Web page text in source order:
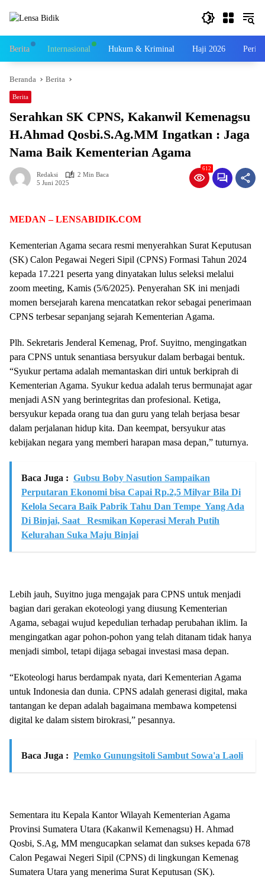
Berita Internasional Hukum & Kriminal Haji 2026
Beranda Berita
Berita
Serahkan SK CPNS, Kakanwil Kemenagsu
H.Ahmad Qosbi.S.Ag.MM Ingatkan : Jaga
Nama Baik Kementerian Agama
Redaksi
2 Min Baca
5 Juni 2025
612
MEDAN – LENSABIDIK.COM
Kementerian Agama secara resmi menyerahkan Surat Keputusan
(SK) Calon Pegawai Negeri Sipil (CPNS) Formasi Tahun 2024
kepada 17.221 peserta yang dinyatakan lulus seleksi melalui
zoom meeting, Kamis (5/6/2025). Penyerahan SK ini menjadi
momen bersejarah karena mencatatkan rekor sebagai penerimaan
CPNS terbesar sepanjang sejarah Kementerian Agama.
Plh. Sekretaris Jenderal Kemenag, Prof. Suyitno, mengingatkan
para CPNS untuk senantiasa bersyukur dalam berbagai bentuk.
“Syukur pertama adalah memantaskan diri untuk berkiprah di
Kementerian Agama. Syukur kedua adalah terus bermunajat agar
menjadi ASN yang berintegritas dan profesional. Ketiga,
bersyukur kepada orang tua dan guru yang telah berjasa besar
dalam perjalanan hidup kita. Dan keempat, bersyukur atas
kebijakan negara yang memberi harapan masa depan,” tuturnya.
Baca Juga : Gubsu Boby Nasution Sampaikan
Perputaran Ekonomi bisa Capai Rp.2,5 Milyar Bila Di
Kelola Secara Baik Pabrik Tahu Dan Tempe Yang Ada
Di Binjai, Saat Resmikan Koperasi Merah Putih
Kelurahan Suka Maju Binjai
Lebih jauh, Suyitno juga mengajak para CPNS untuk menjadi
bagian dari gerakan ekoteologi yang diusung Kementerian
Agama, sebagai wujud kepedulian terhadap perubahan iklim. Ia
mengingatkan agar pohon-pohon yang telah ditanam tidak hanya
menjadi simbol, tetapi dijaga sebagai investasi masa depan.
“Ekoteologi harus berdampak nyata, dari Kementerian Agama
untuk Indonesia dan dunia. CPNS adalah generasi digital, maka
tantangan ke depan adalah bagaimana membawa kompetensi
digital ke dalam sistem birokrasi,” pesannya.
Baca Juga : Pemko Gunungsitoli Sambut Sowa'a Laoli
Sementara itu Kepala Kantor Wilayah Kementerian Agama
Provinsi Sumatera Utara (Kakanwil Kemenagsu) H. Ahmad
Qosbi, S.Ag, MM mengucapkan selamat dan sukses kepada 678
Calon Pegawai Negeri Sipil (CPNS) di lingkungan Kemenag
Sumatera Utara yang menerima Surat Keputusan (SK).